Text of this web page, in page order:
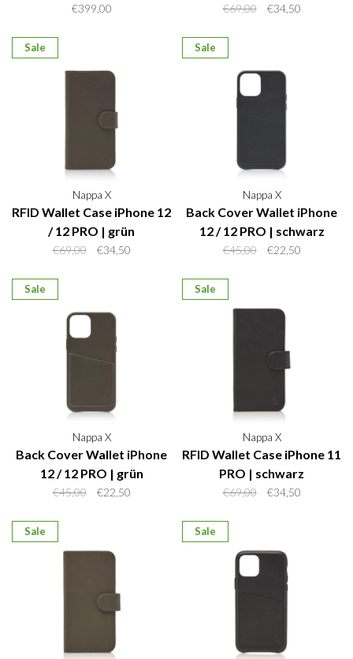
€399,00 €69,00 €34,50
Sale
Nappa X
RFID Wallet Case iPhone 12
/ 12 PRO | grün
€69,00 €34,50
Sale
Nappa X
Back Cover Wallet iPhone
12 / 12 PRO | schwarz
€45,00 €22,50
Sale
Nappa X
Back Cover Wallet iPhone
12 / 12 PRO | grün
€45,00 €22,50
Sale
Nappa X
RFID Wallet Case iPhone 11
PRO | schwarz
€69,00 €34,50
Sale Sale